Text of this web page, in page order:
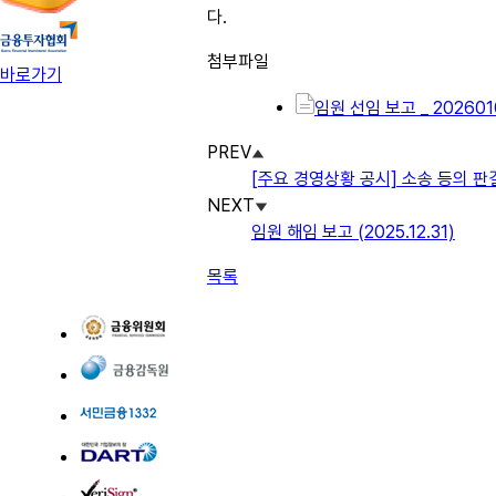
바로가기
다.
첨부파일
임원 선임 보고 _
PREV
[주요 경영상황 공시] 소송 등의 판
NEXT
임원 해임 보고 (2025.12.31)
목록